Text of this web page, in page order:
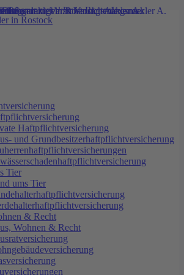
und Grundbesitzerhaftpflichtversicherung
Bauherrenhaftpflichtversicherungen
Gewässerschadenhaftpflichtversicherung
Rund ums Tier
Hundehalterhaftpflichtversicherung
Pferdehalterhaftpflichtversicherung
Haus, Wohnen & Recht
Wohngebäudeversicherung
Glasversicherung
Bauversicherungen
Bauherrenhaftpflichtversicherung
Feuerrohbauversicherung
Bauleistungsversicherung
Rechtsschutzversicherung
Arbeitskraftabsicherung
Haftpflichtversicherung
und Grundbesitzerhaftpflichtversicherung
Tier
ums Tier
& Recht
Wohnen & Recht
06.03.2018
unserem Maklerbüro in
Immobilienbereich